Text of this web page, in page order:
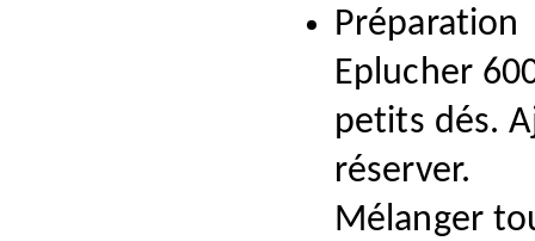
Préparation
Eplucher
petits dés.
réserver.
Mélanger